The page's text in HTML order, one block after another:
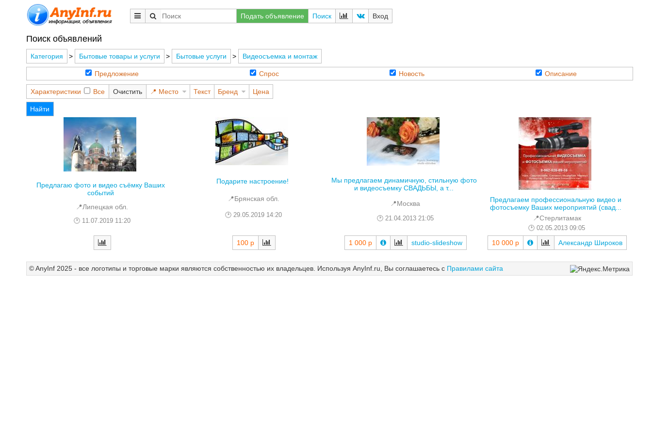
Подать объявление Поиск Вход
Поиск объявлений
Категория > Бытовые товары и услуги > Бытовые услуги > Видеосъемка и монтаж
Предложение Спрос Новость Описание
Характеристики Все Очистить Место Текст Бренд Цена
Найти
Предлагаю фото и видео съёмку Ваших
событий
📍Липецкая обл.
11.07.2019 11:20
Подарите настроение!
📍Брянская обл.
29.05.2019 14:20
100 р
Мы предлагаем динамичную, стильную фото
и видеосъемку СВАДЬБЫ, а т...
📍Москва
21.04.2013 21:05
1 000 р studio-slideshow
Предлагаем профессиональную видео и
фотосъемку Ваших мероприятий (свад...
📍Стерлитамак
02.05.2013 09:05
10 000 р Александр Широков
© AnyInf 2025 - все логотипы и торговые марки являются собственностью их владельцев. Используя AnyInf.ru, Вы соглашаетесь с Правилами сайта